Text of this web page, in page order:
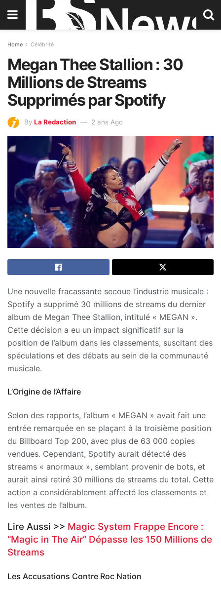
Home Célébrité
Megan Thee Stallion : 30
Millions de Streams
Supprimés par Spotify
By La Redaction 2 ans Ago
Une nouvelle fracassante secoue l’industrie musicale :
Spotify a supprimé 30 millions de streams du dernier
album de Megan Thee Stallion, intitulé « MEGAN ».
Cette décision a eu un impact significatif sur la
position de l’album dans les classements, suscitant des
spéculations et des débats au sein de la communauté
musicale.
L’Origine de l’Affaire
Selon des rapports, l’album « MEGAN » avait fait une
entrée remarquée en se plaçant à la troisième position
du Billboard Top 200, avec plus de 63 000 copies
vendues. Cependant, Spotify aurait détecté des
streams « anormaux », semblant provenir de bots, et
aurait ainsi retiré 30 millions de streams du total. Cette
action a considérablement affecté les classements et
les ventes de l’album.
Lire Aussi >> Magic System Frappe Encore :
“Magic in The Air” Dépasse les 150 Millions de
Streams
Les Accusations Contre Roc Nation